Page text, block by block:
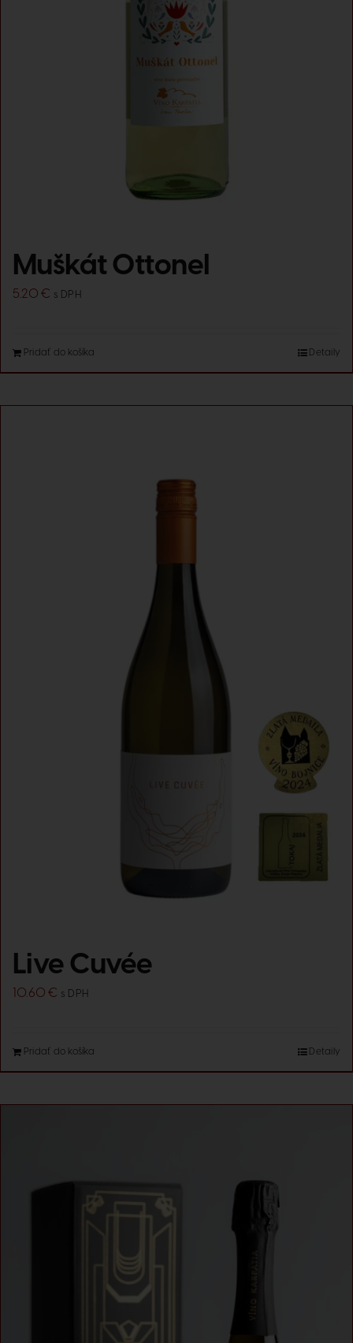
Muškát Ottonel
5.20€ s DPH
Pridať do košíka Detaily
Live Cuvée
10.60€ s DPH
Pridať do košíka Detaily